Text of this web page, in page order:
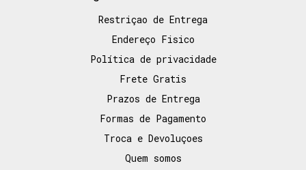
Restriçao de Entrega
Endereço Fisico
Política de privacidade
Frete Gratis
Prazos de Entrega
Formas de Pagamento
Troca e Devoluçoes
Quem somos